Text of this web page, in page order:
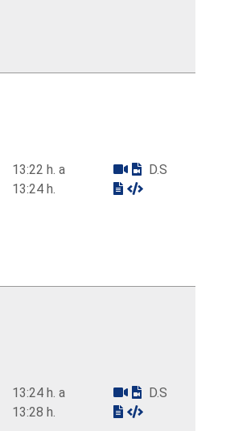
13:22 h. a
13:24 h.
D.S
13:24 h. a
13:28 h.
D.S